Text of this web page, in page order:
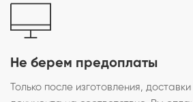
Не берем предоплаты
Только после изготовления,